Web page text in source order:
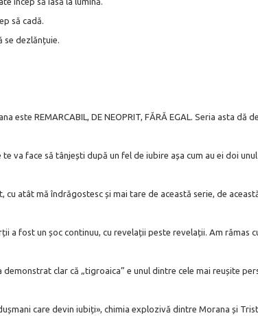
să cadă.
se dezlănțuie.
este REMARCABIL, DE NEOPRIT, FĂRĂ EGAL. Seria asta
te va face să tânjești după un fel de iubire așa cum au ei doi
cu atât mă îndrăgostesc și mai tare de această serie, de
a fost un șoc continuu, cu revelații peste revelații. Am rămas
demonstrat clar că „tigroaica” e unul dintre cele mai reușite
care devin iubiți», chimia explozivă dintre Morana și